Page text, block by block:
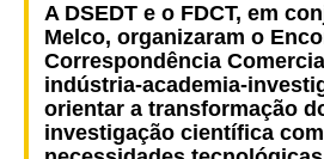
A DSEDT e o FDCT, em
Melco, organizaram o
Correspondência
indústria-academia-
orientar a transformação
investigação científica